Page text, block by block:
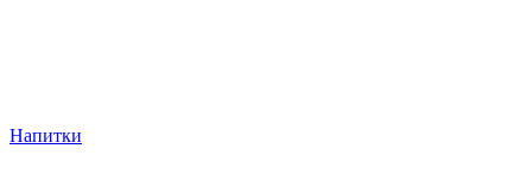
Напитки